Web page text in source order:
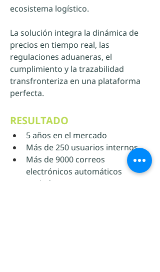
ecosistema logístico.
La solución integra la dinámica de
precios en tiempo real, las
regulaciones aduaneras, el
cumplimiento y la trazabilidad
transfronteriza en una plataforma
perfecta.
RESULTADO
5 años en el mercado
Más de 250 usuarios internos
Más de 9000 correos
electrónicos automáticos
enviados por mes